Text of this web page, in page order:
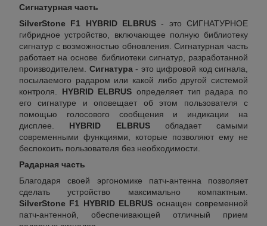
Сигнатурная часть
SilverStone F1 HYBRID ELBRUS - это СИГНАТУРНОЕ
гибридное устройство, включающее полную библиотеку
сигнатур с возможностью обновления. Сигнатурная часть
работает на основе библиотеки сигнатур, разработанной
производителем. Сигнатура- это цифровой код сигнала,
посылаемого радаром или какой либо другой системой
контроля. HYBRID ELBRUS определяет тип радара по
его сигнатуре и оповещает об этом пользователя с
помощью голосового сообщения и индикации на
дисплее. HYBRID ELBRUSобладает самыми
современными функциями, которые позволяют ему не
беспокоить пользователя без необходимости.
Радарная часть
Благодаря своей эргономике патч-антенна позволяет
сделать устройство максимально компактным.
SilverStone F1 HYBRID ELBRUS оснащен современной
патч-антенной, обеспечивающей отличный прием